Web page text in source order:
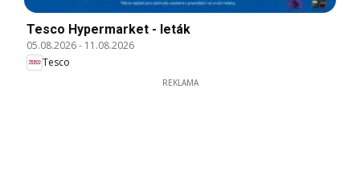
Tesco Hypermarket - leták
05.08.2026- 11.08.2026
Tesco
REKLAMA